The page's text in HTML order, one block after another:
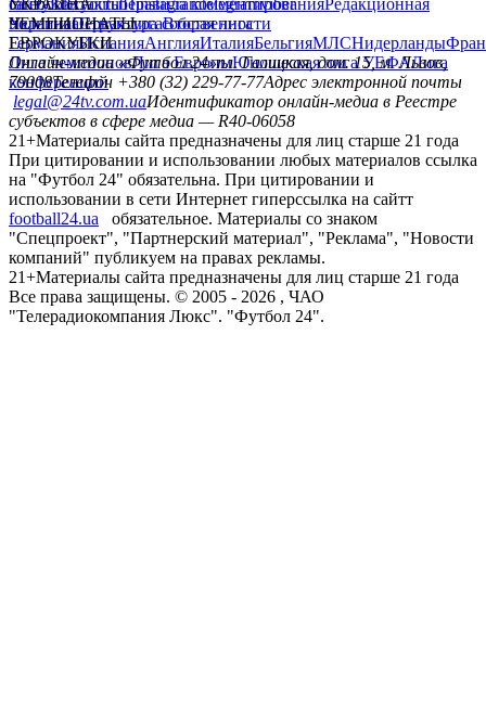
сайтуКонтактыПравила комментированияРедакционная
политикаСтруктура собственности
facebookxyoutubeinstagramtelegramviber
УКРАИНА
УкраинаПервая лигаВторая лига
ЧЕМПИОНАТЫ
ГерманияИспанияАнглияИталияБельгияМЛСНидерланды
ЕВРОКУБКИ
Лига чемпионовЛига ЕвропыЮношеская лига УЕФАЛига
конференций
Онлайн-медиа «Футбол 24»пл. Галицкая, дом. 15, м. Львов,
79008Телефон +380 (32) 229-77-77Адрес электронной почты
legal@24tv.com.uaИдентификатор онлайн-медиа в Реестре
субъектов в сфере медиа — R40-06058
21+Материалы сайта предназначены для лиц старше 21 года
При цитировании и использовании любых материалов ссылка
на "Футбол 24" обязательна. При цитировании и
использовании в сети Интернет гиперссылка на сайтт
football24.ua
обязательное. Материалы со знаком
"Спецпроект", "Партнерский материал", "Реклама", "Новости
компаний" публикуем на правах рекламы.
21+Материалы сайта предназначены для лиц старше 21 года
Все права защищены. © 2005 - 2026 , ЧАО
"Телерадиокомпания Люкс". "Футбол 24".